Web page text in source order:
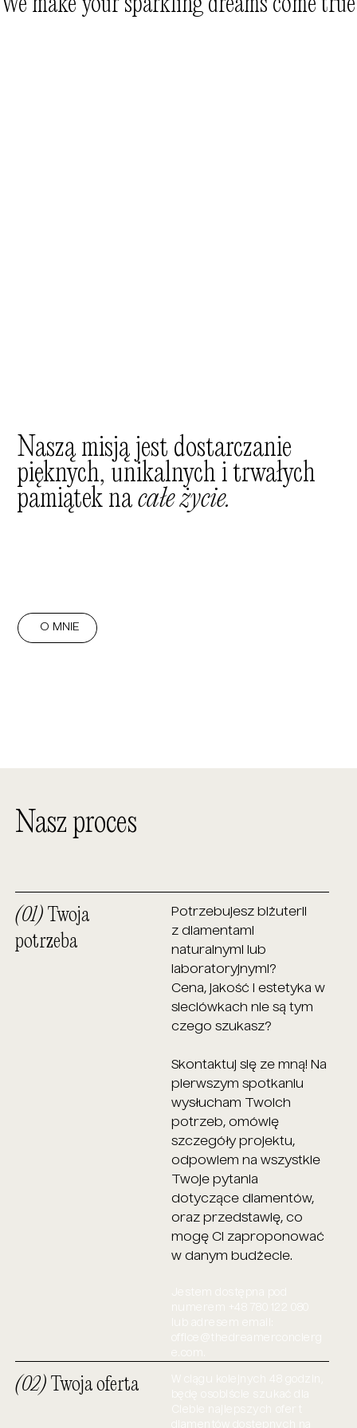
Naszą misją jest dostarczanie
pięknych, unikalnych i trwałych
pamiątek nacałe życie.
O MNIE
Nasz proces
(01) Twoja
potrzeba
Potrzebujesz biżuterii
z diamentami
naturalnymi lub
laboratoryjnymi?
Cena, jakość i estetyka w
sieciówkach nie są tym
czego szukasz?
Skontaktuj się ze mną! Na
pierwszym spotkaniu
wysłucham Twoich
potrzeb, omówię
szczegóły projektu,
odpowiem na wszystkie
Twoje pytania
dotyczące diamentów,
oraz przedstawię, co
mogę Ci zaproponować
w danym budżecie.
numerem +48 780 122 080
(02) Twoja oferta
​W ciągu kolejnych 48 godzin,
będę osobiście szukać dla
Ciebie najlepszych ofert
diamentów dostępnych na